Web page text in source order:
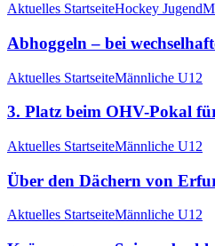
Aktuelles StartseiteHockey Jugend
Abhoggeln – bei
Aktuelles StartseiteMännliche U12
3. Platz beim OHV-Pokal
Aktuelles StartseiteMännliche U12
Über den Dächern von
Aktuelles StartseiteMännliche U12